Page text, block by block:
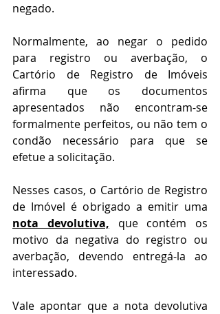
negado.
Normalmente, ao negar o pedido
para registro ou averbação, o
Cartório de Registro de Imóveis
afirma que os documentos
apresentados não encontram-se
formalmente perfeitos, ou não tem o
condão necessário para que se
efetue a solicitação.
Nesses casos, o Cartório de Registro
nota devolutiva,
que contém os
motivo da negativa do registro ou
averbação, devendo entregá-la ao
interessado.
Vale apontar que a nota devolutiva